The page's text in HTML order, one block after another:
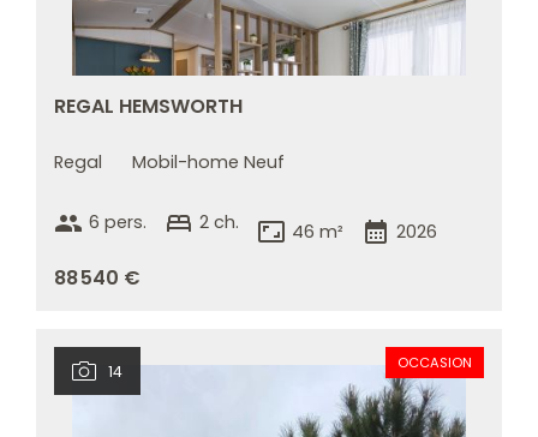
REGAL HEMSWORTH
Regal Mobil-home Neuf
group 6 pers. bed 2 ch. aspect_ratio 46 m² calendar_month 2026
88 540 €
14 OCCASION